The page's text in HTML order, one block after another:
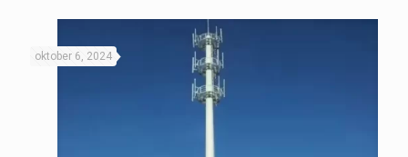
oktober 6, 2024